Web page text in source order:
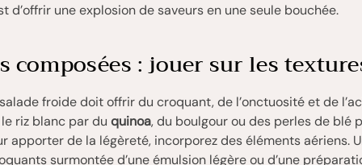
d’offrir une explosion de saveurs en une seule bouchée.
composées : jouer sur les
froide doit offrir du croquant, de l’onctuosité et de
riz blanc par du quinoa, du boulgour ou des perles de blé
apporter de la légèreté, incorporez des éléments aériens.
surmontée d’une émulsion légère ou d’une